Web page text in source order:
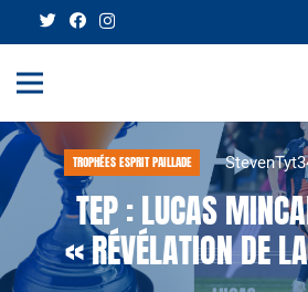
TROPHÉES ESPRIT PAILLADE
TEP : LUCAS
« RÉVÉLATION DE